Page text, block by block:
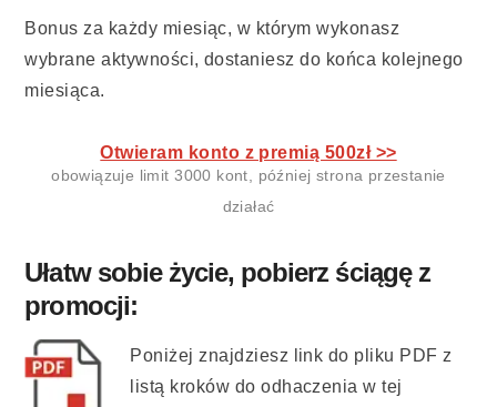
Bonus za każdy miesiąc, w którym wykonasz
wybrane aktywności, dostaniesz do końca kolejnego
miesiąca.
Otwieram konto z premią 500zł >>
obowiązuje limit 3000 kont, później strona przestanie
działać
Ułatw sobie życie, pobierz ściągę z
promocji:
Poniżej znajdziesz link do pliku PDF z
listą kroków do odhaczenia w tej